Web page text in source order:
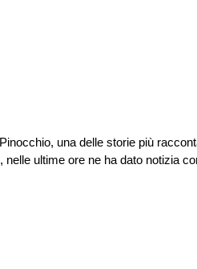
una delle storie più
ultime ore ne ha dato notizia